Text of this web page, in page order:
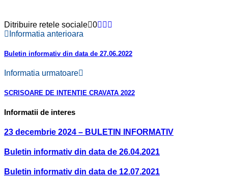
Ditribuire retele sociale 0
Informatia anterioara
Buletin informativ din data de 27.06.2022
Informatia urmatoare
SCRISOARE DE INTENTIE CRAVATA 2022
Informatii de interes
23 decembrie 2024 – BULETIN INFORMATIV
Buletin informativ din data de 26.04.2021
Buletin informativ din data de 12.07.2021